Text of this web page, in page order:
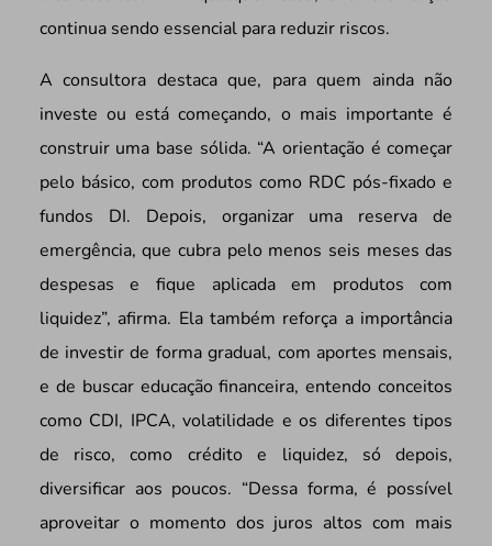
continua sendo essencial para reduzir riscos.
A consultora destaca que, para quem ainda não
investe ou está começando, o mais importante é
construir uma base sólida. “A orientação é começar
pelo básico, com produtos como RDC pós-fixado e
fundos DI. Depois, organizar uma reserva de
emergência, que cubra pelo menos seis meses das
despesas e fique aplicada em produtos com
liquidez”, afirma. Ela também reforça a importância
de investir de forma gradual, com aportes mensais,
e de buscar educação financeira, entendo conceitos
como CDI, IPCA, volatilidade e os diferentes tipos
de risco, como crédito e liquidez, só depois,
diversificar aos poucos. “Dessa forma, é possível
aproveitar o momento dos juros altos com mais